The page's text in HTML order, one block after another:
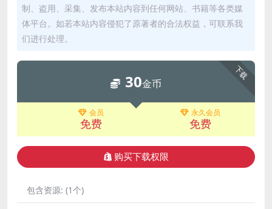
制、盗用、采集、发布本站内容到任何网站、书籍等各类媒
体平台。如若本站内容侵犯了原著者的合法权益，可联系我
们进行处理。
下载
30金币
会员
免费
永久会员
免费
购买下载权限
包含资源: (1个)